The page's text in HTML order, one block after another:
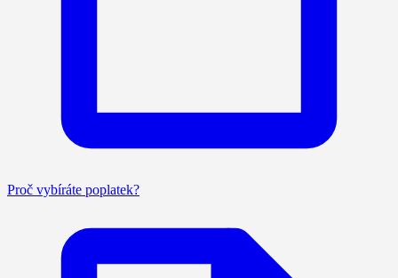
Proč vybíráte poplatek?